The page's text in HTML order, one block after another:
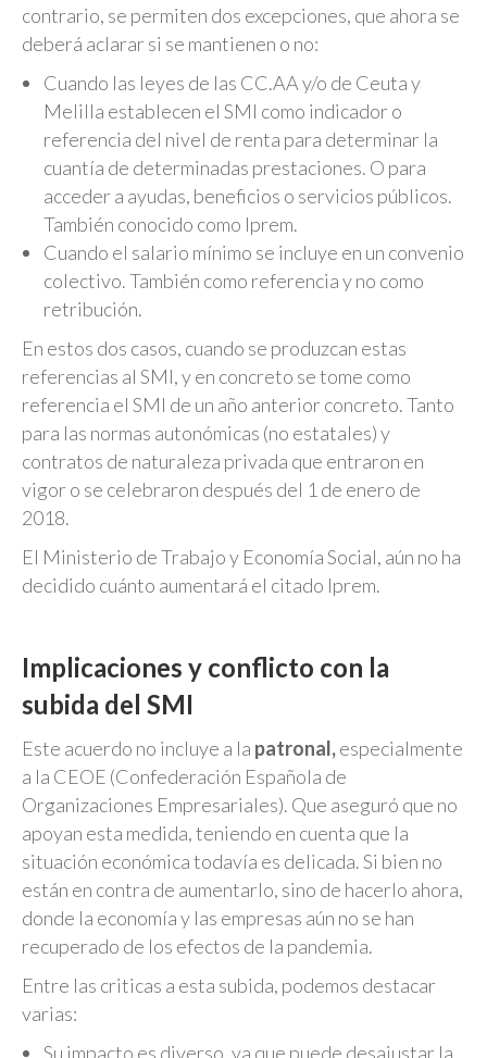
contrario, se permiten dos excepciones, que ahora se
deberá aclarar si se mantienen o no:
Cuando las leyes de las CC.AA y/o de Ceuta y
Melilla establecen el SMI como indicador o
referencia del nivel de renta para determinar la
cuantía de determinadas prestaciones. O para
acceder a ayudas, beneficios o servicios públicos.
También conocido como Iprem.
Cuando el salario mínimo se incluye en un convenio
colectivo. También como referencia y no como
retribución.
En estos dos casos, cuando se produzcan estas
referencias al SMI, y en concreto se tome como
referencia el SMI de un año anterior concreto. Tanto
para las normas autonómicas (no estatales) y
contratos de naturaleza privada que entraron en
vigor o se celebraron después del 1 de enero de
2018.
El Ministerio de Trabajo y Economía Social, aún no ha
decidido cuánto aumentará el citado Iprem.
Implicaciones y conflicto con la
subida del SMI
Este acuerdo no incluye a la patronal,especialmente
a la CEOE (Confederación Española de
Organizaciones Empresariales). Que aseguró que no
apoyan esta medida, teniendo en cuenta que la
situación económica todavía es delicada. Si bien no
están en contra de aumentarlo, sino de hacerlo ahora,
donde la economía y las empresas aún no se han
recuperado de los efectos de la pandemia.
Entre las criticas a esta subida, podemos destacar
varias:
Su impacto es diverso, ya que puede desajustar la